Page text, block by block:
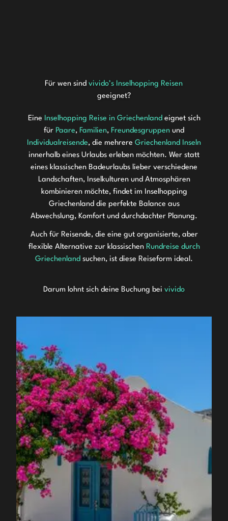
Für wen sindvivido’s Inselhopping Reisen
geeignet?
Eine Inselhopping Reise in Griechenland eignet sich
für Paare, Familien, Freundesgruppen und
Individualreisende, die mehrere Griechenland Inseln
innerhalb eines Urlaubs erleben möchten. Wer statt
eines klassischen Badeurlaubs lieber verschiedene
Landschaften, Inselkulturen und Atmosphären
kombinieren möchte, findet im Inselhopping
Griechenland die perfekte Balance aus
Abwechslung, Komfort und durchdachter Planung.
Auch für Reisende, die eine gut organisierte, aber
flexible Alternative zur klassischen Rundreise durch
Griechenland suchen, ist diese Reiseform ideal.
Darum lohnt sich deine Buchung bei vivido